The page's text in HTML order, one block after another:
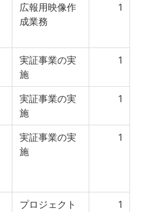
広報用映像作
成業務
1
実証事業の実
施
1
実証事業の実
施
1
実証事業の実
施
1
プロジェクト
1